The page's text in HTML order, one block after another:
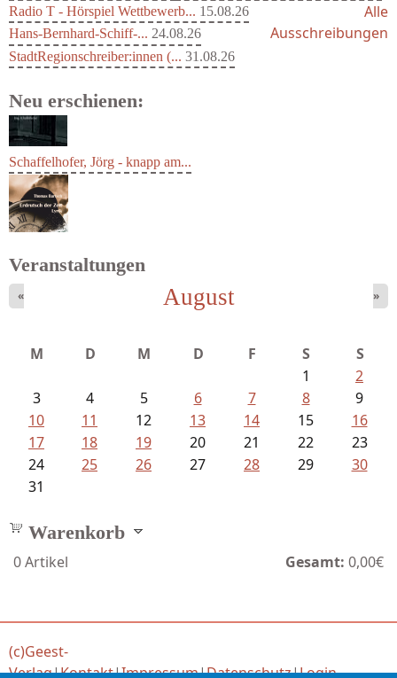
Radio T - Hörspiel Wettbewerb... 15.08.26
Hans-Bernhard-Schiff-... 24.08.26
StadtRegionschreiber:innen (... 31.08.26
Alle
Ausschreibungen
Neu erschienen:
Bartsch, Thomas - Erdrutsch der...
Schaffelhofer, Jörg - knapp am...
Veranstaltungen
August
« »
M D M D F S
S
1
2
3
4 5 6 7 8
9
10
11 12 13 14 15
16
17
18 19 20 21 22
23
24
25 26 27 28 29
30
31
Warenkorb
0Artikel Gesamt: 0,00€
(c)Geest-
Verlag|Kontakt|Impressum|Datenschutz|Login